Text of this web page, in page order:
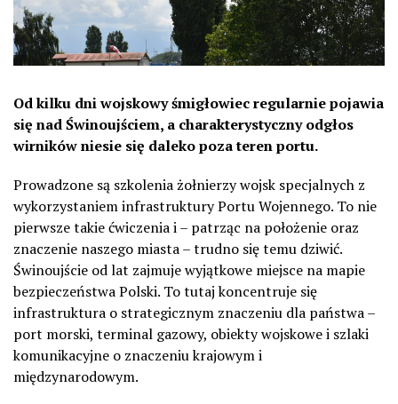
Od kilku dni wojskowy śmigłowiec regularnie pojawia
się nad Świnoujściem, a charakterystyczny odgłos
wirników niesie się daleko poza teren portu.
Prowadzone są szkolenia żołnierzy wojsk specjalnych z
wykorzystaniem infrastruktury Portu Wojennego. To nie
pierwsze takie ćwiczenia i – patrząc na położenie oraz
znaczenie naszego miasta – trudno się temu dziwić.
Świnoujście od lat zajmuje wyjątkowe miejsce na mapie
bezpieczeństwa Polski. To tutaj koncentruje się
infrastruktura o strategicznym znaczeniu dla państwa –
port morski, terminal gazowy, obiekty wojskowe i szlaki
komunikacyjne o znaczeniu krajowym i
międzynarodowym.